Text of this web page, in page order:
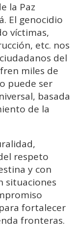
la Paz
El genocidio
víctimas,
etc. nos
del
miles de
puede ser
basada
de la
respeto
y con
situaciones
fortalecer
fronteras.